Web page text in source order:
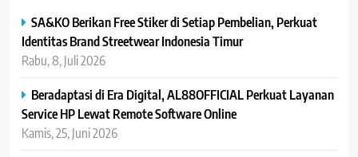
SA&KO Berikan Free Stiker di Setiap Pembelian, Perkuat
Identitas Brand Streetwear Indonesia Timur
Rabu, 8, Juli 2026
Beradaptasi di Era Digital, AL88OFFICIAL Perkuat Layanan
Service HP Lewat Remote Software Online
Kamis, 25, Juni 2026